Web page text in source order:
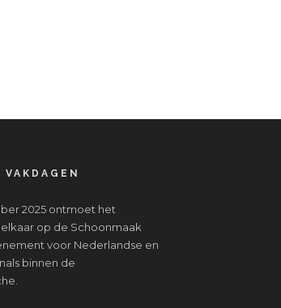
2025 ontmoet het
op de Schoonmaak
voor Nederlandse en
binnen de